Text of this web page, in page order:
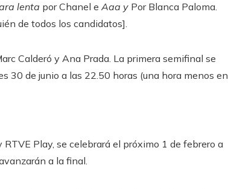
lenta por Chanel e Aaa y Por Blanca Paloma.
de todos los candidatos].
Calderó y Ana Prada. La primera semifinal se
30 de junio a las 22.50 horas (una hora menos en
Play, se celebrará el próximo 1 de febrero a
a la final.